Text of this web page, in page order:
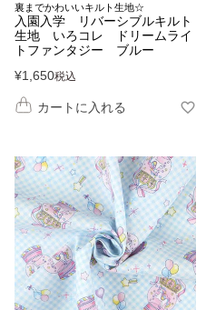
裏までかわいいキルト生地☆
入園入学 リバーシブルキルト
生地 いろコレ ドリームライ
トファンタジー ブルー
¥1,650税込
カートに入れる